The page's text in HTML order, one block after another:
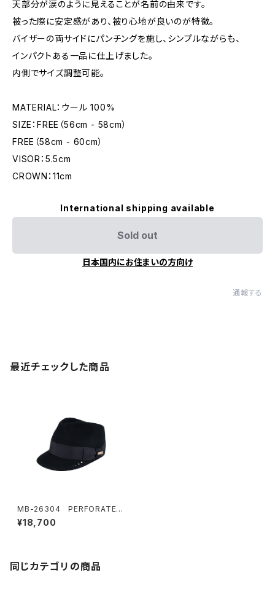
天部分が涙のように見えることが名前の由来です。
被った際に安定感があり、被り心地が良いのが特徴。
バイザーの両サイドにパンチングを施し、シンプルながらも、
インパクトある一品に仕上げました。
内側でサイズ調整可能。
MATERIAL：ウール 100%
SIZE：FREE（56cm - 58cm）
FREE（58cm - 60cm）
VISOR：5.5cm
CROWN：11cm
International shipping available
Sold out
日本国内にお住まいの方向け
通報する
最近チェックした商品
MB-26304 PERFORATED
FEDRA CAP
¥18,700
同じカテゴリの商品